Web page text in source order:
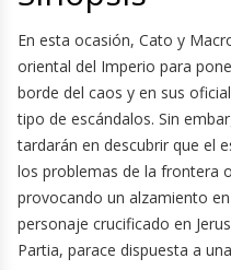
En esta ocasión, Cato y
oriental del Imperio para
borde del caos y en sus
tipo de escándalos. Sin
tardarán en descubrir que el
los problemas de la frontera
provocando un alzamiento
personaje crucificado en
Partia, parace dispuesta a